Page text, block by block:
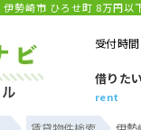
伊勢崎市 ひろせ町 8万円以
受付時
借りたい
rent